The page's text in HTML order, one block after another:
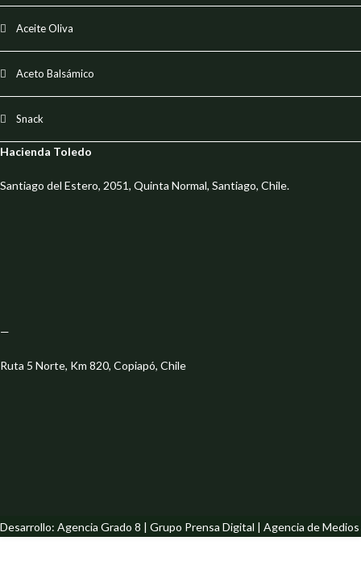
Aceite Oliva
Aceto Balsámico
Snack
Hacienda Toledo
Santiago del Estero, 2051, Quinta Normal, Santiago, Chile.
—
Ruta 5 Norte, Km 820, Copiapó, Chile
Desarrollo: Agencia Grado 8 | Grupo Prensa Digital | Agencia de